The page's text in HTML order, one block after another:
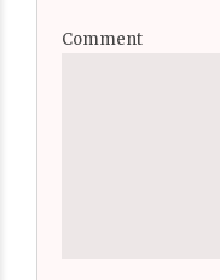
Comment